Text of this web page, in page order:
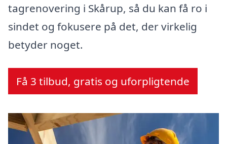
tagrenovering i Skårup, så du kan få ro i
sindet og fokusere på det, der virkelig
betyder noget.
Få 3 tilbud, gratis og uforpligtende